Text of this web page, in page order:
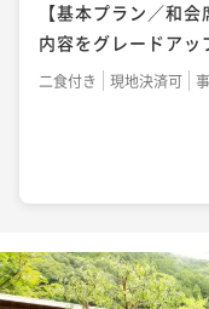
【基本プラン／和
内容をグレードア
洋スイート」
二食付き 現地決済可